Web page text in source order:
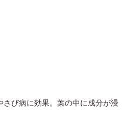
び病に効果。葉の中に成分が浸